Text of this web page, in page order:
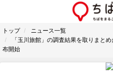
トップ
ニュース一覧
「玉川旅館」の調査結果を取りまと
布開始